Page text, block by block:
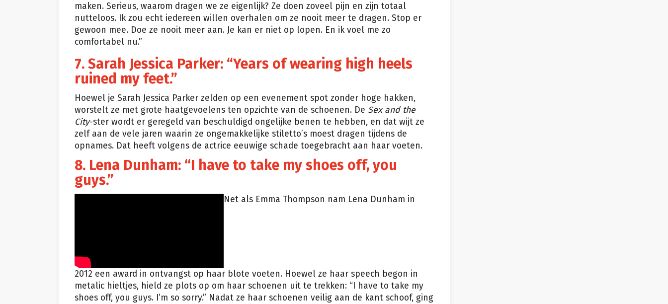
maken. Serieus, waarom dragen we ze eigenlijk? Ze doen zoveel pijn en zijn totaal
nutteloos. Ik zou echt iedereen willen overhalen om ze nooit meer te dragen. Stop er
gewoon mee. Doe ze nooit meer aan. Je kan er niet op lopen. En ik voel me zo
comfortabel nu.”
7. Sarah Jessica Parker: “Years of wearing high heels
ruined my feet.”
Hoewel je Sarah Jessica Parker zelden op een evenement spot zonder hoge hakken,
worstelt ze met grote haatgevoelens ten opzichte van de schoenen. De Sex and the
City-ster wordt er geregeld van beschuldigd ongelijke benen te hebben, en dat wijt ze
zelf aan de vele jaren waarin ze ongemakkelijke stiletto’s moest dragen tijdens de
opnames. Dat heeft volgens de actrice eeuwige schade toegebracht aan haar voeten.
8. Lena Dunham: “I have to take my shoes off, you
guys.”
Net als Emma Thompson nam Lena Dunham in
2012 een award in ontvangst op haar blote voeten. Hoewel ze haar speech begon in
metalic hieltjes, hield ze plots op om haar schoenen uit te trekken: “I have to take my
shoes off, you guys. I’m so sorry.” Nadat ze haar schoenen veilig aan de kant schoof, ging